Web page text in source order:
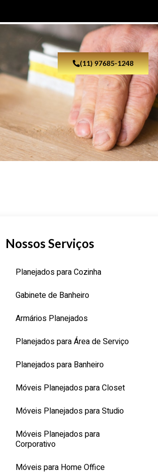
(11) 97685-1248
Nossos Serviços
Planejados para Cozinha
Gabinete de Banheiro
Armários Planejados
Planejados para Área de Serviço
Planejados para Banheiro
Móveis Planejados para Closet
Móveis Planejados para Studio
Móveis Planejados para
Corporativo
Móveis para Home Office